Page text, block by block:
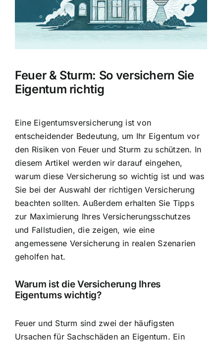
Weitere Tarifvergleiche
Hilfe und Kontakt
Feuer & Sturm: So versichern Sie
Eigentum richtig
Eine Eigentumsversicherung ist von
entscheidender Bedeutung, um Ihr Eigentum vor
den Risiken von Feuer und Sturm zu schützen. In
diesem Artikel werden wir darauf eingehen,
warum diese Versicherung so wichtig ist und was
Sie bei der Auswahl der richtigen Versicherung
beachten sollten. Außerdem erhalten Sie Tipps
zur Maximierung Ihres Versicherungsschutzes
und Fallstudien, die zeigen, wie eine
angemessene Versicherung in realen Szenarien
geholfen hat.
Warum ist die Versicherung Ihres
Eigentums wichtig?
Feuer und Sturm sind zwei der häufigsten
Ursachen für Sachschäden an Eigentum. Ein